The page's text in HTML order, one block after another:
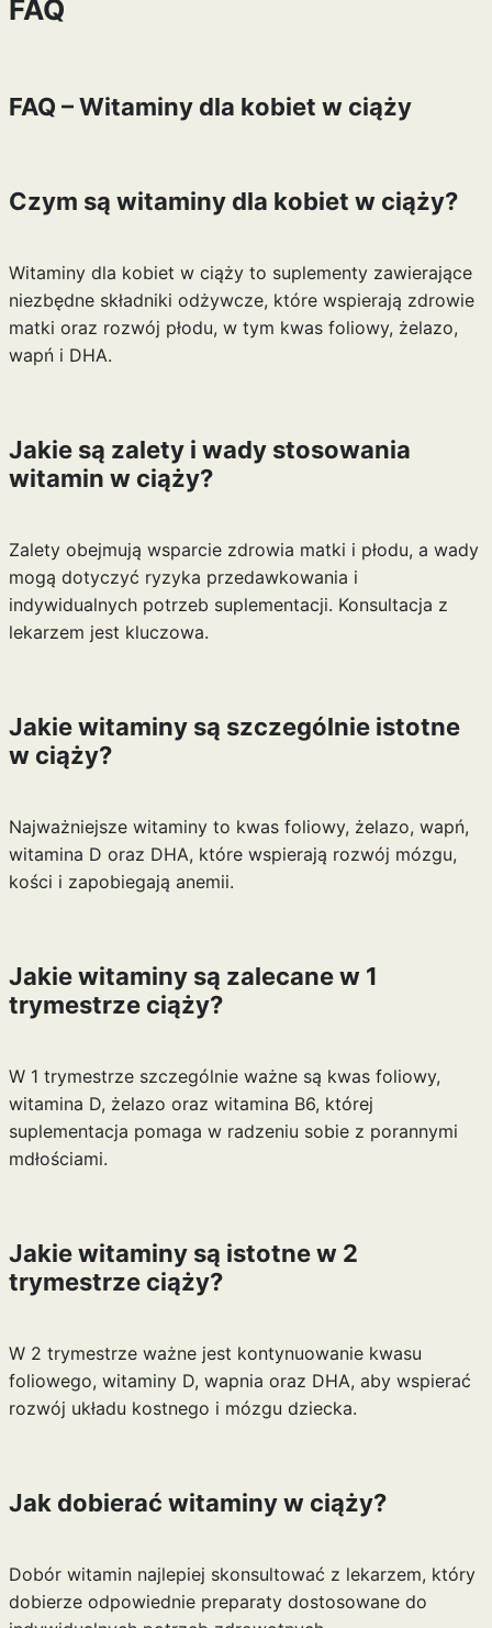
FAQ
FAQ – Witaminy dla kobiet w ciąży
Czym są witaminy dla kobiet w ciąży?
Witaminy dla kobiet w ciąży to suplementy zawierające
niezbędne składniki odżywcze, które wspierają zdrowie
matki oraz rozwój płodu, w tym kwas foliowy, żelazo,
wapń i DHA.
Jakie są zalety i wady stosowania
witamin w ciąży?
Zalety obejmują wsparcie zdrowia matki i płodu, a wady
mogą dotyczyć ryzyka przedawkowania i
indywidualnych potrzeb suplementacji. Konsultacja z
lekarzem jest kluczowa.
Jakie witaminy są szczególnie istotne
w ciąży?
Najważniejsze witaminy to kwas foliowy, żelazo, wapń,
witamina D oraz DHA, które wspierają rozwój mózgu,
kości i zapobiegają anemii.
Jakie witaminy są zalecane w 1
trymestrze ciąży?
W 1 trymestrze szczególnie ważne są kwas foliowy,
witamina D, żelazo oraz witamina B6, której
suplementacja pomaga w radzeniu sobie z porannymi
mdłościami.
Jakie witaminy są istotne w 2
trymestrze ciąży?
W 2 trymestrze ważne jest kontynuowanie kwasu
foliowego, witaminy D, wapnia oraz DHA, aby wspierać
rozwój układu kostnego i mózgu dziecka.
Jak dobierać witaminy w ciąży?
Dobór witamin najlepiej skonsultować z lekarzem, który
dobierze odpowiednie preparaty dostosowane do